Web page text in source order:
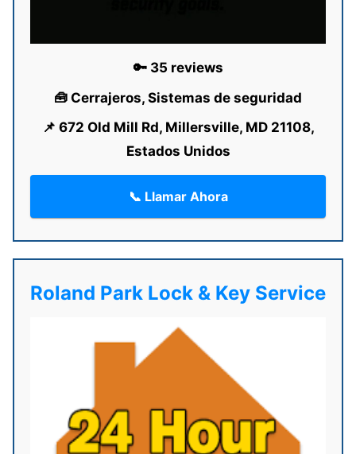
🔑 35 reviews
🧰 Cerrajeros, Sistemas de seguridad
📌 672 Old Mill Rd, Millersville, MD 21108,
Estados Unidos
📞 Llamar Ahora
Roland Park Lock & Key Service